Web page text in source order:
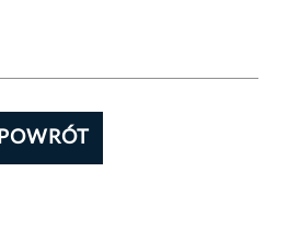
POWRÓT